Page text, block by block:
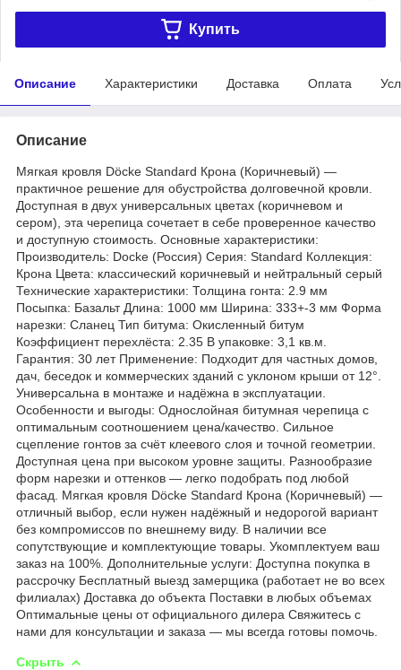
Купить
Описание Характеристики Доставка Оплата
Описание
Мягкая кровля Döcke Standard Крона (Коричневый) —
практичное решение для обустройства долговечной кровли.
Доступная в двух универсальных цветах (коричневом и
сером), эта черепица сочетает в себе проверенное качество
и доступную стоимость. Основные характеристики:
Производитель: Docke (Россия) Серия: Standard Коллекция:
Крона Цвета: классический коричневый и нейтральный серый
Технические характеристики: Толщина гонта: 2.9 мм
Посыпка: Базальт Длина: 1000 мм Ширина: 333+-3 мм Форма
нарезки: Сланец Тип битума: Окисленный битум
Коэффициент перехлёста: 2.35 В упаковке: 3,1 кв.м.
Гарантия: 30 лет Применение: Подходит для частных домов,
дач, беседок и коммерческих зданий с уклоном крыши от 12°.
Универсальна в монтаже и надёжна в эксплуатации.
Особенности и выгоды: Однослойная битумная черепица с
оптимальным соотношением цена/качество. Сильное
сцепление гонтов за счёт клеевого слоя и точной геометрии.
Доступная цена при высоком уровне защиты. Разнообразие
форм нарезки и оттенков — легко подобрать под любой
фасад. Мягкая кровля Döcke Standard Крона (Коричневый) —
отличный выбор, если нужен надёжный и недорогой вариант
без компромиссов по внешнему виду. В наличии все
сопутствующие и комплектующие товары. Укомплектуем ваш
заказ на 100%. Дополнительные услуги: Доступна покупка в
рассрочку Бесплатный выезд замерщика (работает не во всех
филиалах) Доставка до объекта Поставки в любых объемах
Оптимальные цены от официального дилера Свяжитесь с
нами для консультации и заказа — мы всегда готовы помочь.
Скрыть